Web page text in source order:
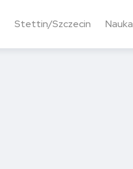
Stettin/Szczecin Nauka